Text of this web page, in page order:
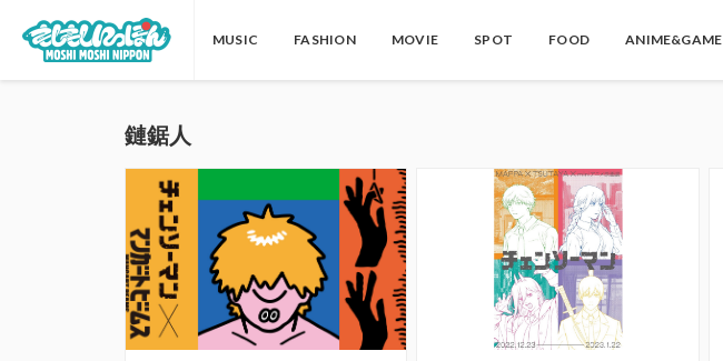
MUSIC FASHION MOVIE SPOT FOOD ANIME&GAME
鏈鋸人